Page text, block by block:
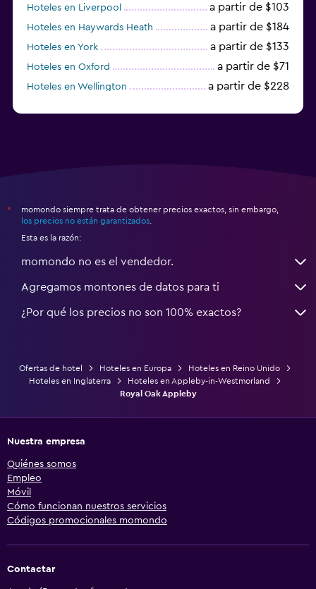
Hoteles en Liverpool a partir de $103
Hoteles en Haywards Heath a partir de $184
Hoteles en York a partir de $133
Hoteles en Oxford a partir de $71
Hoteles en Wellington a partir de $228
*
momondo siempre trata de obtener precios exactos, sin embargo,
los precios no están garantizados
Esta es la razón:
momondo no es el vendedor.
Agregamos montones de datos para ti
¿Por qué los precios no son 100% exactos?
Ofertas de hotel Hoteles en Europa
Hoteles en Reino Unido
Hoteles en Inglaterra
Hoteles en Appleby-in-Westmorland
Royal Oak Appleby
Nuestra empresa
Quiénes somos
Empleo
Móvil
Cómo funcionan nuestros servicios
Códigos promocionales momondo
Contactar